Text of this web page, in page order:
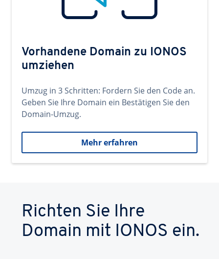
Vorhandene Domain zu IONOS
umziehen
Umzug in 3 Schritten: Fordern Sie den Code an.
Geben Sie Ihre Domain ein Bestätigen Sie den
Domain-Umzug.
Mehr erfahren
Richten Sie Ihre
Domain mit IONOS ein.